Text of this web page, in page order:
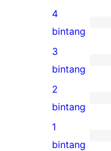
ulasan
5-
bintang
1
ulasan
4-
bintang
4
bintang
0
ulasan
3-
bintang
3
bintang
0
ulasan
2-
2
bintang
2
1
bintang